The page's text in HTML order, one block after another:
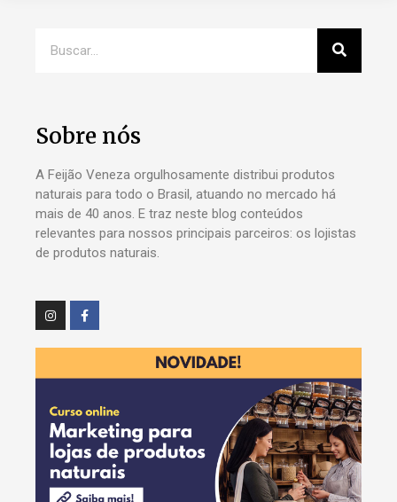
Sobre nós
A Feijão Veneza orgulhosamente distribui produtos
naturais para todo o Brasil, atuando no mercado há
mais de 40 anos. E traz neste blog conteúdos
relevantes para nossos principais parceiros: os lojistas
de produtos naturais.